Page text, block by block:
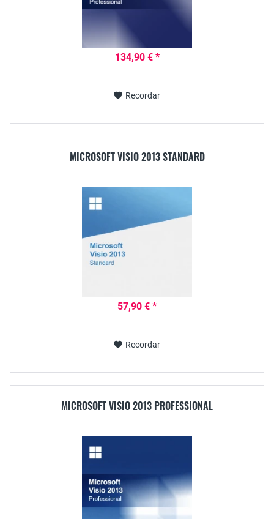
134,90 € *
Recordar
MICROSOFT VISIO 2013 STANDARD
57,90 € *
Recordar
MICROSOFT VISIO 2013 PROFESSIONAL